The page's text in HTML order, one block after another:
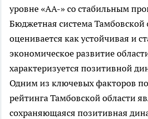
уровне «АА-» со стабильным
Бюджетная система Тамбовской
оценивается как устойчивая и
экономическое развитие
характеризуется позитивной
Одним из ключевых факторов
рейтинга Тамбовской области
сохраняющаяся позитивная